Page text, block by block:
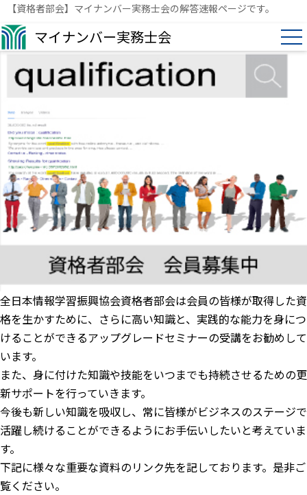
【資格者部会】マイナンバー実務士会の解答速報ページです。
マイナンバー実務士会
全日本情報学習振興協会資格者部会は会員の皆様が取得した資
格を生かすために、さらに高い知識と、実践的な能力を身につ
けることができるアップグレードセミナーの受講をお勧めして
います。
また、身に付けた知識や技能をいつまでも持続させるための更
新サポートを行っていきます。
今後も新しい知識を吸収し、常に皆様がビジネスのステージで
活躍し続けることができるようにお手伝いしたいと考えていま
す。
下記に様々な重要な資料のリンク先を記しております。是非ご
覧ください。